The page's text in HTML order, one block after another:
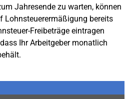
Jahresende zu warten, können
Lohnsteuerermäßigung bereits
Freibeträge eintragen
Ihr Arbeitgeber monatlich